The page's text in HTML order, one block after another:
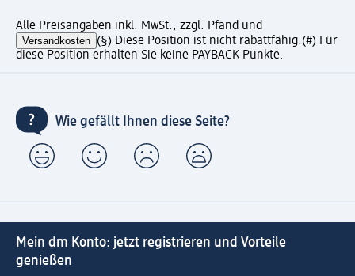
Alle Preisangaben inkl. MwSt., zzgl. Pfand und
Versandkosten (§) Diese Position ist nicht rabattfähig.(#) Für
diese Position erhalten Sie keine PAYBACK Punkte.
Wie gefällt Ihnen diese Seite?
Mein dm Konto: jetzt registrieren und Vorteile
genießen